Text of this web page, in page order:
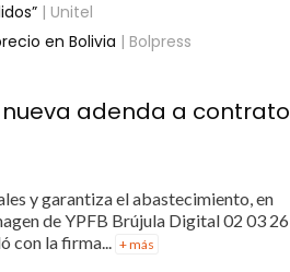
| Unitel
en Bolivia | Bolpress
adenda a contrato
y garantiza el abastecimiento, en
de YPFB Brújula Digital 02 03 26
con la firma... + más